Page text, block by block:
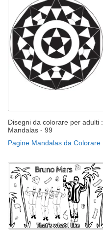
Disegni da colorare per adulti :
Mandalas - 99
Pagine Mandalas da Colorare